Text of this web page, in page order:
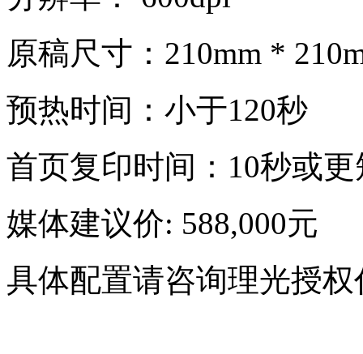
原稿尺寸：210mm *
预热时间：小于120秒
首页复印时间：10秒或更
媒体建议价: 588,000元
具体配置请咨询理光授